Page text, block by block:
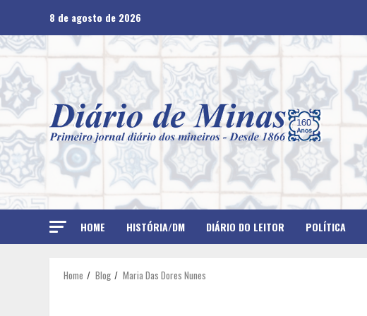
content
8 de agosto de 2026
HOME HISTÓRIA/DM DIÁRIO DO LEITOR POLÍTICA
Home Blog Maria Das Dores Nunes